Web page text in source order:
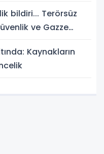
bildiri... Terörsüz
ve Gazze
Kaynakların